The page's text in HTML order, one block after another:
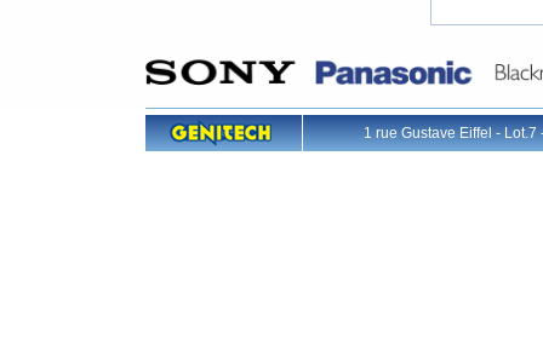
1 rue Gustave Eiffel -